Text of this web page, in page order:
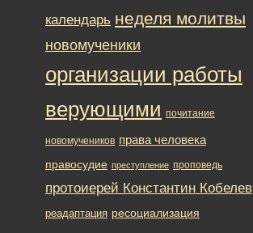
календарь неделя молитвы
новомученики
организации работы
верующими почитание
новомучеников права человека
правосудие преступление проповедь
протоиерей Константин Кобелев
реадаптация ресоциализация